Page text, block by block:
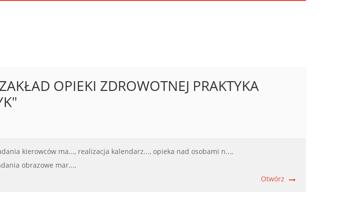
OPIEKI ZDROWOTNEJ PRAKTYKA
kierowców ma..., realizacja kalendarz..., opieka nad osobami n...,
obrazowe mar...,
Otwórz